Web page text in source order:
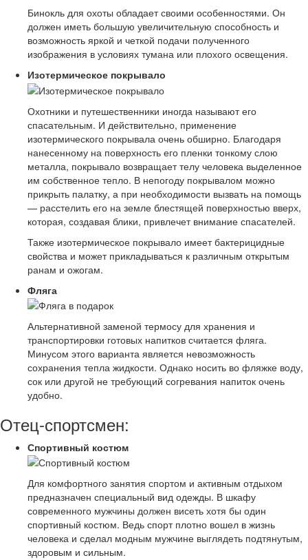
Бинокль для охоты обладает своими особенностями. Он
должен иметь большую увеличительную способность и
возможность яркой и четкой подачи полученного
изображения в условиях тумана или плохого освещения.
Изотермическое покрывало
Охотники и путешественники иногда называют его
спасательным. И действительно, применение
изотермического покрывала очень обширно. Благодаря
нанесенному на поверхность его пленки тонкому слою
металла, покрывало возвращает телу человека выделенное
им собственное тепло. В непогоду покрывалом можно
прикрыть палатку, а при необходимости вызвать на помощь
— расстелить его на земле блестящей поверхностью вверх,
которая, создавая блики, привлечет внимание спасателей.
Также изотермическое покрывало имеет бактерицидные
свойства и может прикладываться к различным открытым
ранам и ожогам.
Фляга
Альтернативной заменой термосу для хранения и
транспортировки готовых напитков считается фляга.
Минусом этого варианта является невозможность
сохранения тепла жидкости. Однако носить во фляжке воду,
сок или другой не требующий согревания напиток очень
удобно.
Отец-спортсмен:
Спортивный костюм
Для комфортного занятия спортом и активным отдыхом
предназначен специальный вид одежды. В шкафу
современного мужчины должен висеть хотя бы один
спортивный костюм. Ведь спорт плотно вошел в жизнь
человека и сделал модным мужчине выглядеть подтянутым,
здоровым и сильным.